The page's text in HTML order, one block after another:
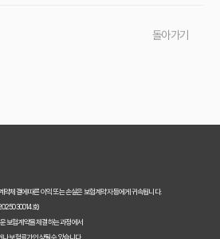
돌아가기
약체결에 따른 이익 또는 손실은 보험계약자 등에게 귀속됩니다.
호)
보험계약을 체결하는 과정에서
보험료가 인상될 수 있습니다.